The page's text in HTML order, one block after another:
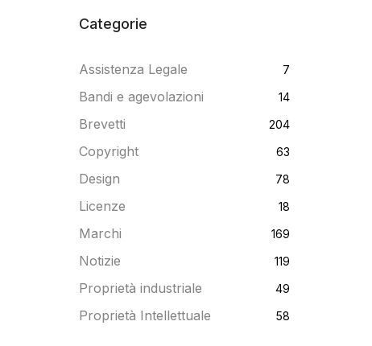
Categorie
Assistenza Legale 7
Bandi e agevolazioni 14
Brevetti 204
Copyright 63
Design 78
Licenze 18
Marchi 169
Notizie 119
Proprietà industriale 49
Proprietà Intellettuale 58